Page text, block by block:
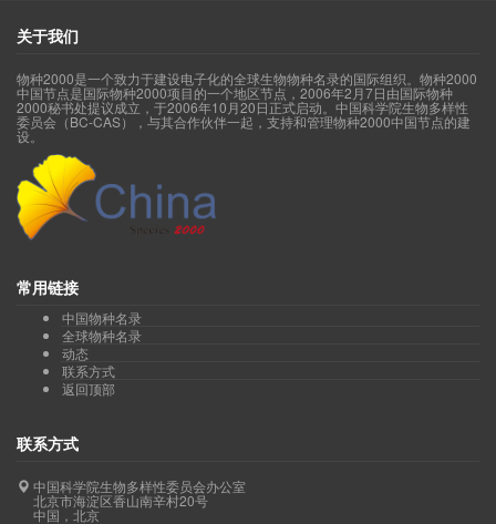
关于我们
物种2000是一个致力于建设电子化的全球生物物种名录的国际组织。物种2000
中国节点是国际物种2000项目的一个地区节点，2006年2月7日由国际物种
2000秘书处提议成立，于2006年10月20日正式启动。中国科学院生物多样性
委员会（BC-CAS），与其合作伙伴一起，支持和管理物种2000中国节点的建
设。
常用链接
中国物种名录
全球物种名录
动态
联系方式
返回顶部
联系方式
中国科学院生物多样性委员会办公室
北京市海淀区香山南辛村20号
中国，北京